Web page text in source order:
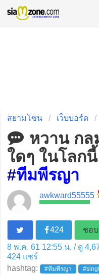
สยามโซน เว็บบอร์ด
หวาน กล
ใดๆ ในโลก
#ทีมพีรญา
awkward55555
424
ชอบ
8 พ.ค. 61 12:55 น. / ดู
424แชร์
hashtag:
#ทีมพีรญา